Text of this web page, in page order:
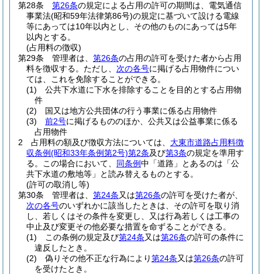
第28条
第26条の規定による占用の許可の期間は、電気通信
事業法(昭和59年法律第86号)の規定に基づいて設ける電線
等にあっては10年以内とし、その他のものにあっては5年
以内とする。
(占用料の徴収)
第29条
管理者は、 第26条の占用の許可を受けた者から占用
料を徴収する。 ただし、 次の各号に掲げる占用物件につい
ては、これを免除することができる。
(1)
公共下水道に下水を排除することを目的とする占用物
件
(2)
国又は地方公共団体の行う事業に係る占用物件
(3)
前2号に掲げるもののほか、公共又は公益事業に係る
占用物件
2
占用料の額及び徴収方法については、 大東市道路占用料徴
収条例(昭和33年条例第2号)第2条及び第3条の規定を準用す
る。
この場合において、 同条例中「道路」とあるのは「公
共下水道の敷地等」と読み替えるものとする。
(許可の取消し等)
第30条
管理者は、 第24条又は第26条の許可を受けた者が、
次の各号のいずれかに該当したときは、その許可を取り消
し、若しくはその条件を変更し、又は行為若しくは工事の
中止及び変更その他必要な措置を命ずることができる。
(1)
この条例の規定及び第24条又は第26条の許可の条件に
違反したとき。
(2)
偽りその他不正な行為により第24条又は第26条の許可
を受けたとき。